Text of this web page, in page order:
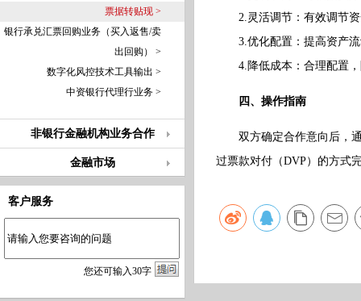
票据转贴现 >
银行承兑汇票回购业务（买入返售/卖
出回购） >
数字化风控技术工具输出 >
中资银行代理行业务 >
非银行金融机构业务合作
金融市场
客户服务
您还可输入30字
2.灵活调节：有效调节资
3.优化配置：提高资产流
4.降低成本：合理配置，
四、操作指南
双方确定合作意向后，
过票款对付（DVP）的方式